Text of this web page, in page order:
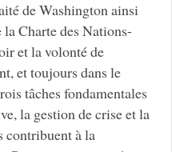
de Washington ainsi
Charte des Nations-
et la volonté de
et toujours dans le
tâches fondamentales
la gestion de crise et la
contribuent à la